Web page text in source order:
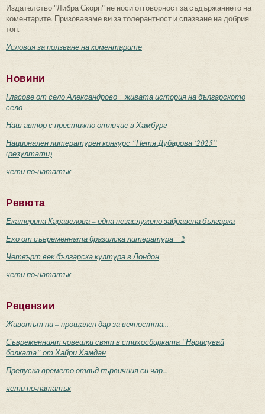
Издателство "Либра Скорп" не носи отговорност за съдържанието на
коментарите. Призоваваме ви за толерантност и спазване на добрия
тон.
Условия за ползване на коментарите
Новини
Гласове от село Александрово – живата история на българското
село
Наш автор с престижно отличие в Хамбург
Национален литературен конкурс “Петя Дубарова ‘2025”
(резултати)
чети по-нататък
Ревюта
Екатерина Каравелова – една незаслужено забравена българка
Ехо от съвременната бразилска литература – 2
Четвърт век българска култура в Лондон
чети по-нататък
Рецензии
Животът ни – прощален дар за вечността...
Съвременният човешки свят в стихосбирката “Нарисувай
болката” от Хайри Хамдан
Препуска времето отвъд първичния си чар...
чети по-нататък